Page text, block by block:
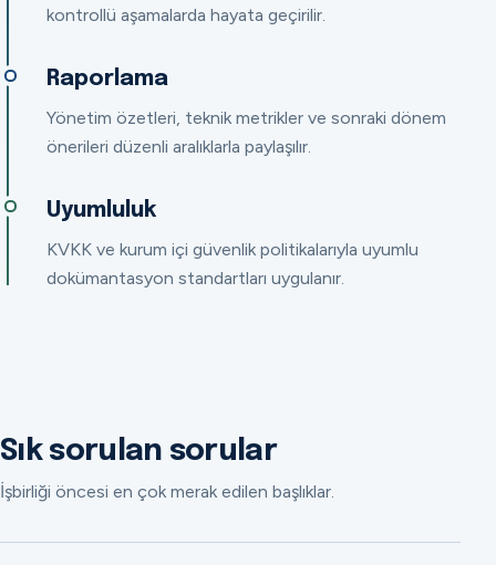
kontrollü aşamalarda hayata geçirilir.
Raporlama
Yönetim özetleri, teknik metrikler ve sonraki dönem
önerileri düzenli aralıklarla paylaşılır.
Uyumluluk
KVKK ve kurum içi güvenlik politikalarıyla uyumlu
dokümantasyon standartları uygulanır.
Sık sorulan sorular
İşbirliği öncesi en çok merak edilen başlıklar.